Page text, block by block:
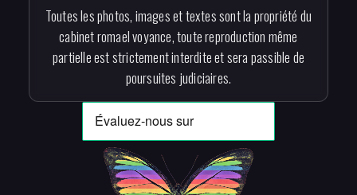
Toutes les photos, images et textes sont la propriété du
cabinet romael voyance, toute reproduction même
partielle est strictement interdite et sera passible de
poursuites judiciaires.